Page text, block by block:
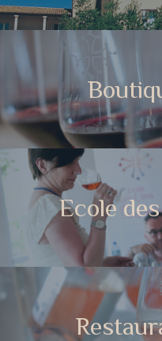
Ecole